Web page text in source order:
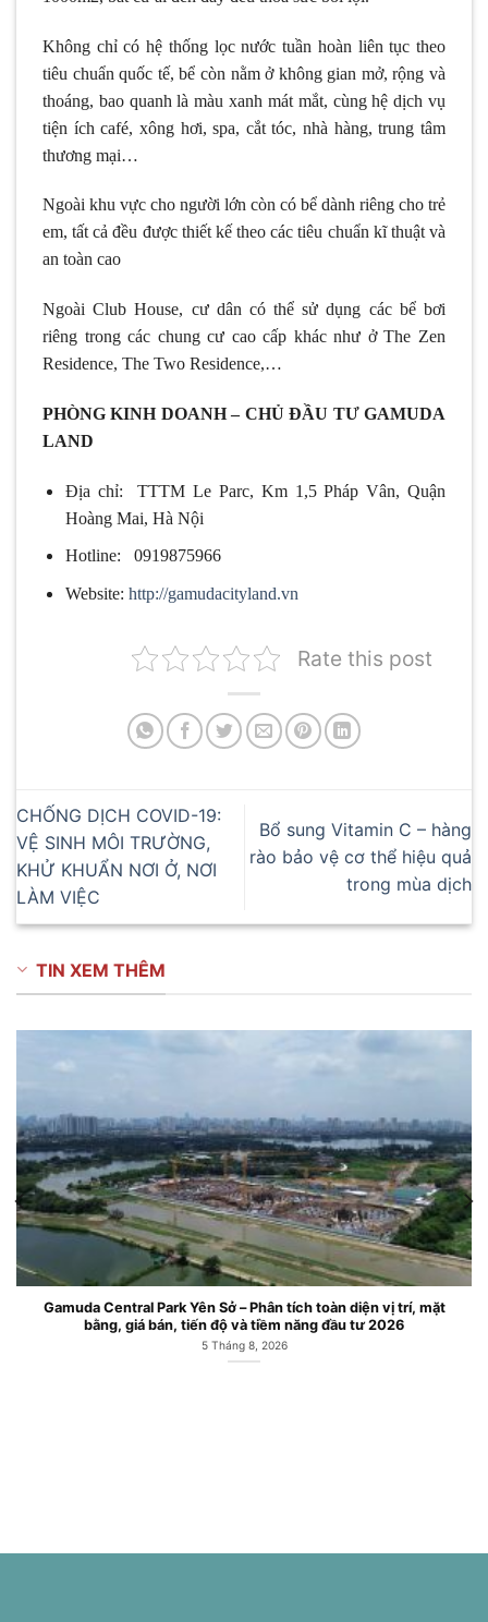
Không chỉ có hệ thống lọc nước tuần hoàn liên tục theo
tiêu chuẩn quốc tế, bể còn nằm ở không gian mở, rộng và
thoáng, bao quanh là màu xanh mát mắt, cùng hệ dịch vụ
tiện ích café, xông hơi, spa, cắt tóc, nhà hàng, trung tâm
thương mại…
Ngoài khu vực cho người lớn còn có bể dành riêng cho trẻ
em, tất cả đều được thiết kế theo các tiêu chuẩn kĩ thuật và
an toàn cao
Ngoài Club House, cư dân có thể sử dụng các bể bơi
riêng trong các chung cư cao cấp khác như ở The Zen
Residence, The Two Residence,…
PHÒNG KINH DOANH – CHỦ ĐẦU TƯ GAMUDA
LAND
Địa chỉ: TTTM Le Parc, Km 1,5 Pháp Vân, Quận
Hoàng Mai, Hà Nội
Hotline: 0919875966
Website: http://gamudacityland.vn
Rate this post
CHỐNG DỊCH COVID-19:
VỆ SINH MÔI TRƯỜNG,
KHỬ KHUẨN NƠI Ở, NƠI
LÀM VIỆC
Bổ sung Vitamin C – hàng
rào bảo vệ cơ thể hiệu quả
trong mùa dịch
TIN XEM THÊM
Gamuda Central Park Yên Sở – Phân tích toàn diện vị trí, mặt
bằng, giá bán, tiến độ và tiềm năng đầu tư 2026
5 Tháng 8, 2026